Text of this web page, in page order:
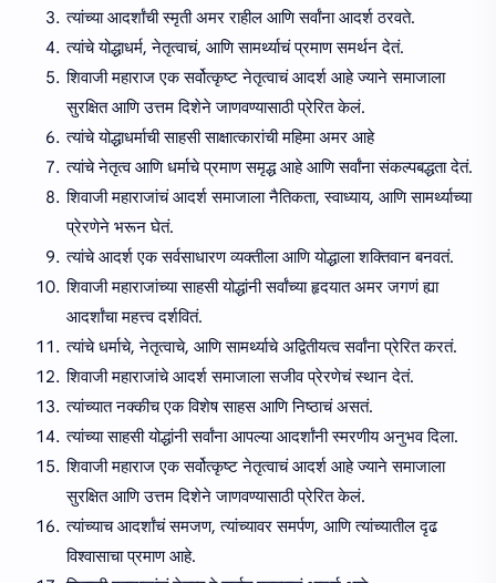
त्यांच्या आदर्शांची स्मृती अमर राहील आणि सर्वांना आदर्श ठरवते.
त्यांचे योद्धाधर्म, नेतृत्वाचं, आणि सामर्थ्याचं प्रमाण समर्थन देतं.
शिवाजी महाराज एक सर्वोत्कृष्ट नेतृत्वाचं आदर्श आहे ज्याने समाजाला
सुरक्षित आणि उत्तम दिशेने जाणवण्यासाठी प्रेरित केलं.
त्यांचे योद्धाधर्माची साहसी साक्षात्कारांची महिमा अमर आहे
त्यांचे नेतृत्व आणि धर्माचे प्रमाण समृद्ध आहे आणि सर्वांना संकल्पबद्धता देतं.
शिवाजी महाराजांचं आदर्श समाजाला नैतिकता, स्वाध्याय, आणि सामर्थ्याच्या
प्रेरणेने भरून घेतं.
त्यांचे आदर्श एक सर्वसाधारण व्यक्तीला आणि योद्धाला शक्तिवान बनवतं.
शिवाजी महाराजांच्या साहसी योद्धांनी सर्वांच्या हृदयात अमर जगणं ह्या
आदर्शांचा महत्त्व दर्शवितं.
त्यांचे धर्माचे, नेतृत्वाचे, आणि सामर्थ्याचे अद्वितीयत्व सर्वांना प्रेरित करतं.
शिवाजी महाराजांचे आदर्श समाजाला सजीव प्रेरणेचं स्थान देतं.
त्यांच्यात नक्कीच एक विशेष साहस आणि निष्ठाचं असतं.
त्यांच्या साहसी योद्धांनी सर्वांना आपल्या आदर्शांनी स्मरणीय अनुभव दिला.
शिवाजी महाराज एक सर्वोत्कृष्ट नेतृत्वाचं आदर्श आहे ज्याने समाजाला
सुरक्षित आणि उत्तम दिशेने जाणवण्यासाठी प्रेरित केलं.
त्यांच्याच आदर्शांचं समजण, त्यांच्यावर समर्पण, आणि त्यांच्यातील दृढ
विश्वासाचा प्रमाण आहे.